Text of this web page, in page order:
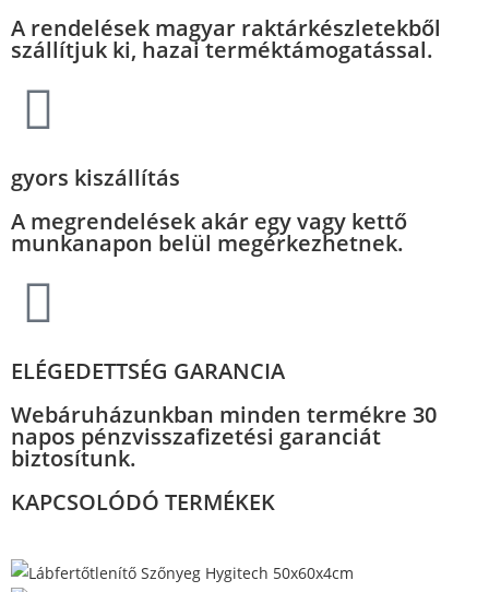
A rendelések magyar raktárkészletekből
szállítjuk ki, hazai terméktámogatással.
gyors kiszállítás
A megrendelések akár egy vagy kettő
munkanapon belül megérkezhetnek.
ELÉGEDETTSÉG GARANCIA
Webáruházunkban minden termékre 30
napos pénzvisszafizetési garanciát
biztosítunk.
KAPCSOLÓDÓ TERMÉKEK